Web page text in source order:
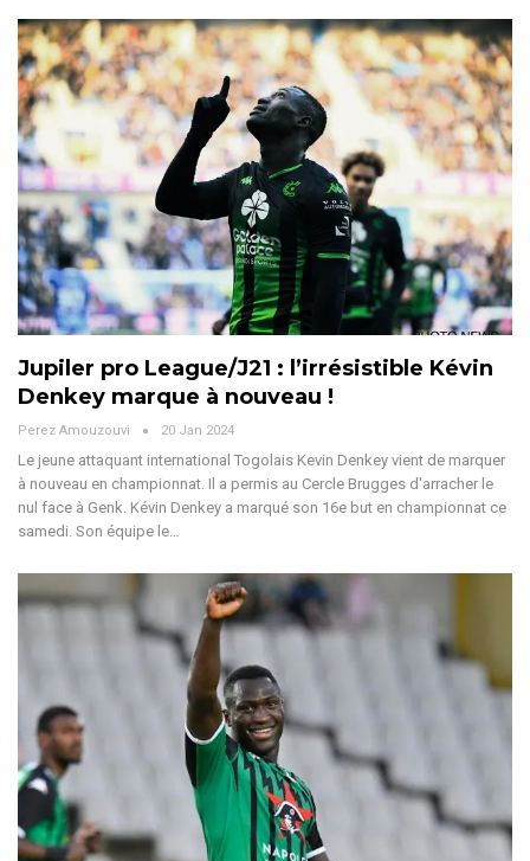
Jupiler pro League/J21 : l’irrésistible Kévin
Denkey marque à nouveau !
Perez Amouzouvi 20 Jan 2024
Le jeune attaquant international Togolais Kevin Denkey vient de marquer
à nouveau en championnat. Il a permis au Cercle Brugges d'arracher le
nul face à Genk. Kévin Denkey a marqué son 16e but en championnat ce
samedi. Son équipe le…